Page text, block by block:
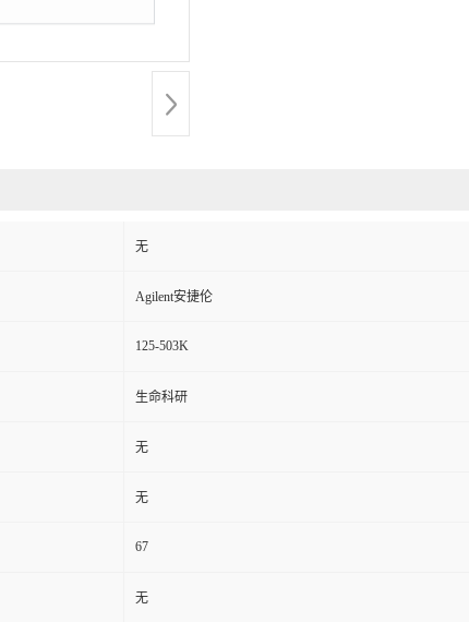
无
Agilent安捷伦
125-503K
生命科研
无
无
67
无